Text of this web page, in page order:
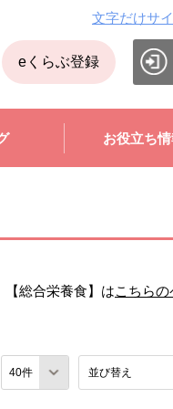
文字だけサ
eくらぶ登録
お役立ち
総合栄養食】はこちらの
並び替え